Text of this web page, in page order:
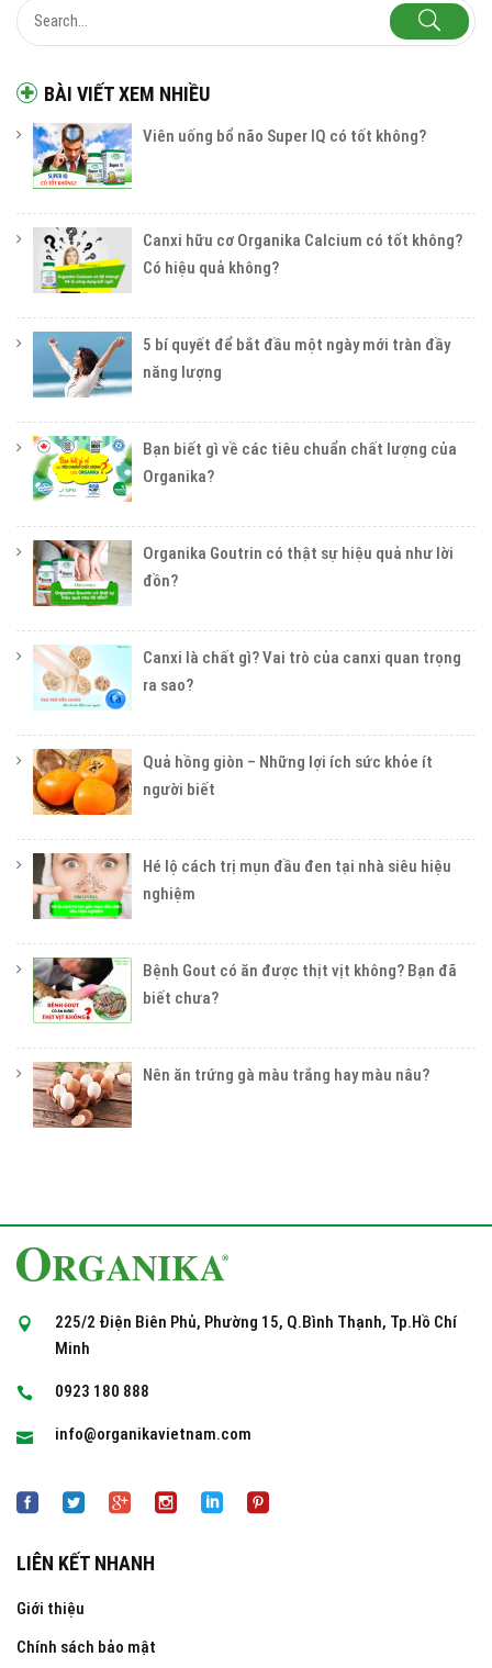
BÀI VIẾT XEM NHIỀU
Viên uống bổ não Super IQ có tốt không?
Canxi hữu cơ Organika Calcium có tốt không?
Có hiệu quả không?
5 bí quyết để bắt đầu một ngày mới tràn đầy
năng lượng
Bạn biết gì về các tiêu chuẩn chất lượng của
Organika?
Organika Goutrin có thật sự hiệu quả như lời
đồn?
Canxi là chất gì? Vai trò của canxi quan trọng
ra sao?
Quả hồng giòn – Những lợi ích sức khỏe ít
người biết
Hé lộ cách trị mụn đầu đen tại nhà siêu hiệu
nghiệm
Bệnh Gout có ăn được thịt vịt không? Bạn đã
biết chưa?
Nên ăn trứng gà màu trắng hay màu nâu?
225/2 Điện Biên Phủ, Phường 15, Q.Bình Thạnh, Tp.Hồ Chí
Minh
0923 180 888
info@organikavietnam.com
LIÊN KẾT NHANH
Giới thiệu
Chính sách bảo mật